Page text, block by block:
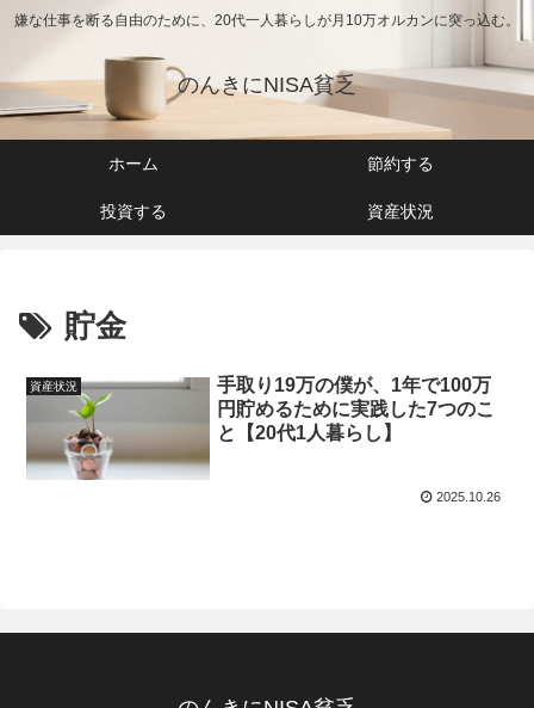
嫌な仕事を断る自由のために、20代一人暮らしが月10万オルカンに突っ込む。
のんきにNISA貧乏
ホーム 節約する
投資する 資産状況
貯金
資産状況
手取り19万の僕が、1年で100万
円貯めるために実践した7つのこ
と【20代1人暮らし】
2025.10.26